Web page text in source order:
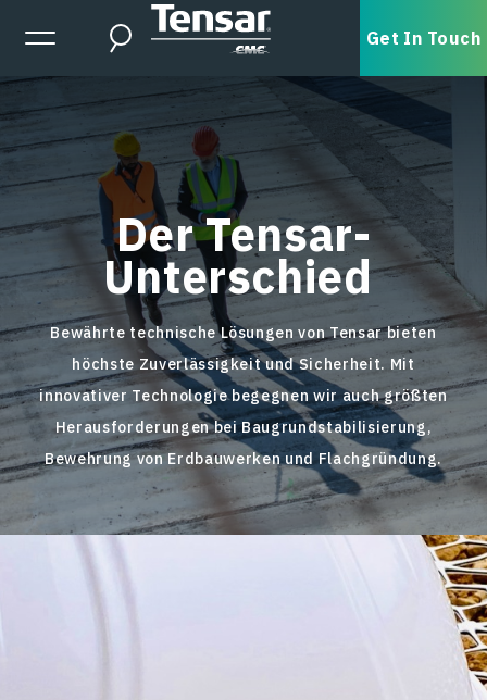
Skip to main content
Expanded Menu Toggle
Search Get In Touch
Der Tensar-
Unterschied
Bewährte technische Lösungen von Tensar bieten
höchste Zuverlässigkeit und Sicherheit. Mit
innovativer Technologie begegnen wir auch größten
Herausforderungen bei Baugrundstabilisierung,
Bewehrung von Erdbauwerken und Flachgründung.